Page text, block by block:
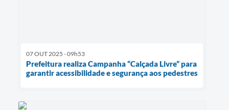
07 OUT 2025 - 09h53
Prefeitura realiza Campanha “Calçada Livre” para
garantir acessibilidade e segurança aos pedestres